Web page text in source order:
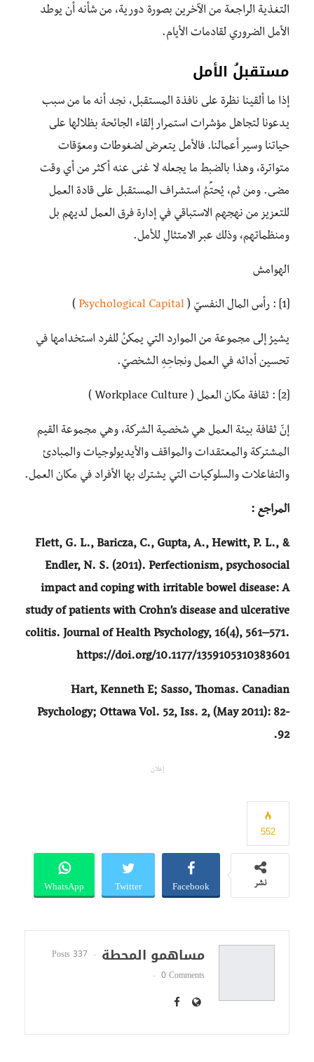
التغذية الراجعة من الآخرين بصورة دورية، من شأنه أن يوطد
الأمل الضروري لقادمات الأيام.
مستقبلُ الأمل
إذا ما ألقينا نظرة على نافذة المستقبل، نجد أنه ما من سبب
يدعونا لتجاهل مؤشرات استمرار إلقاء الجائحة بظلالها على
حياتنا وسير أعمالنا. فالأمل يتعرض لضغوطات ومعوّقات
متواترة، وهذا بالضبط ما يجعله لا غنى عنه أكثر من أي وقت
مضى. ومن ثم، يُحتِّمُ استشراف المستقبل على قادة العمل
للتعزيز من نهجهم الاستباقي في إدارة فرق العمل لديهم بل
ومنظماتهم، وذلك عبر الامتثالِ للأمل.
الهوامش
[1] : رأس المال النفسيّ ( Psychological Capital
)
يشيرُ إلى مجموعة من الموارد التي يمكنُ للفرد استخدامها في
تحسين أدائه في العمل ونجاحِهِ الشخصيّ.
[2] : ثقافة مكان العمل ( Workplace Culture )
إنّ ثقافة بيئة العمل هي شخصية الشركة، وهي مجموعة القيم
المشتركة والمعتقدات والمواقف والأيديولوجيات والمبادئ
والتفاعلات والسلوكيات التي يشترك بها الأفراد في مكان العمل.
المراجع :
Flett, G. L., Baricza, C., Gupta, A., Hewitt, P. L., &
Endler, N. S. (2011). Perfectionism, psychosocial
impact and coping with irritable bowel disease: A
study of patients with Crohn’s disease and ulcerative
colitis. Journal of Health Psychology, 16(4), 561–571.
https://doi.org/10.1177/1359105310383601
Hart, Kenneth E; Sasso, Thomas. Canadian
Psychology; Ottawa Vol. 52, Iss. 2, (May 2011): 82-
92.
إعلان
552
نشر Facebook
Twitter
WhatsApp
مساهمو المحطة
337 Posts
0 Comments